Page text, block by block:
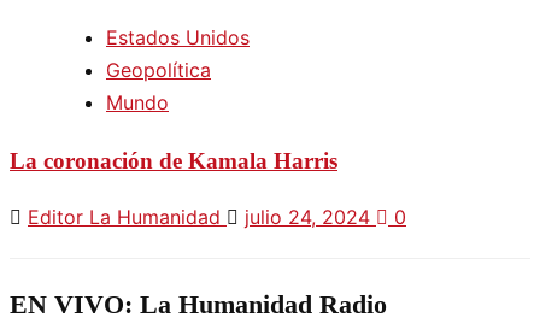
Estados Unidos
Geopolítica
Mundo
La coronación de Kamala Harris
Editor La Humanidad julio 24, 2024 0
EN VIVO: La Humanidad Radio